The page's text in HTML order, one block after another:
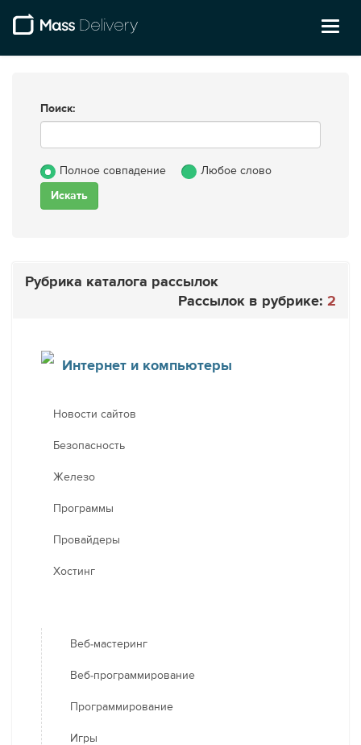
Поиск:
Полное совпадение Любое слово
Рубрика каталога рассылок
Рассылок в рубрике: 2
Интернет и компьютеры
Новости сайтов
Безопасность
Железо
Программы
Провайдеры
Хостинг
Веб-мастеринг
Веб-программирование
Программирование
Игры